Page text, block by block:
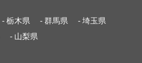
- 栃木県 - 群馬県
- 埼玉県
- 山梨県